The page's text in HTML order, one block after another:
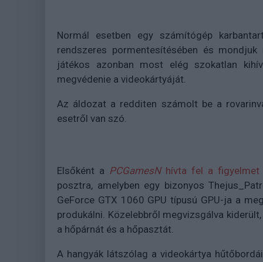
Normál esetben egy számítógép
rendszeres pormentesítésében és
játékos azonban most elég szokatlan
megvédenie a videokártyáját.
Az áldozat a redditen számolt be a
esetről van szó.
Elsőként a PCGamesNhívta fel a figyelmet
posztra, amelyben egy bizonyos
GeForce GTX 1060 GPU típusú GPU-ja a
produkálni. Közelebbről megvizsgálva
a hőpárnát és a hőpasztát.
A hangyák látszólag a videokártya